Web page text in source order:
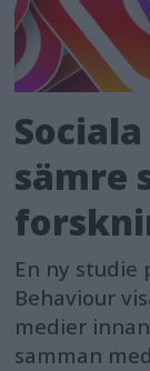
sämre
En ny studie
Behaviour
medier
samman